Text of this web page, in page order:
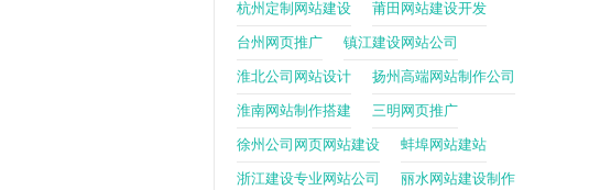
杭州定制网站建设 莆田网站建设开发
台州网页推广 镇江建设网站公司
淮北公司网站设计 扬州高端网站制作公司
淮南网站制作搭建 三明网页推广
徐州公司网页网站建设 蚌埠网站建站
浙江建设专业网站公司 丽水网站建设制作